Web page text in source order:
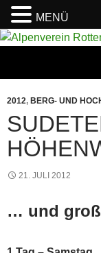
Zum
2012, BERG- UND
21. JULI 2012
… und
MENÜ